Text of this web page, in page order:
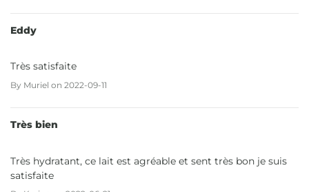
Eddy
Très satisfaite
By Muriel on 2022-09-11
Très bien
Très hydratant, ce lait est agréable et sent très bon je suis
satisfaite